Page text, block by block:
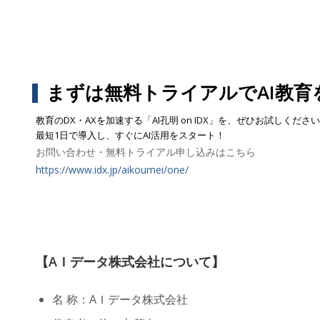
まずは無料トライアルでAI教育
教育のDX・AXを加速する「AI孔明 on IDX」を、ぜひお試しください
最短1日で導入し、すぐにAI活用をスタート！
お問い合わせ・無料トライアル申し込みはこちら
https://www.idx.jp/aikoumei/one/
【AＩデータ株式会社について】
名 称：AＩデータ株式会社